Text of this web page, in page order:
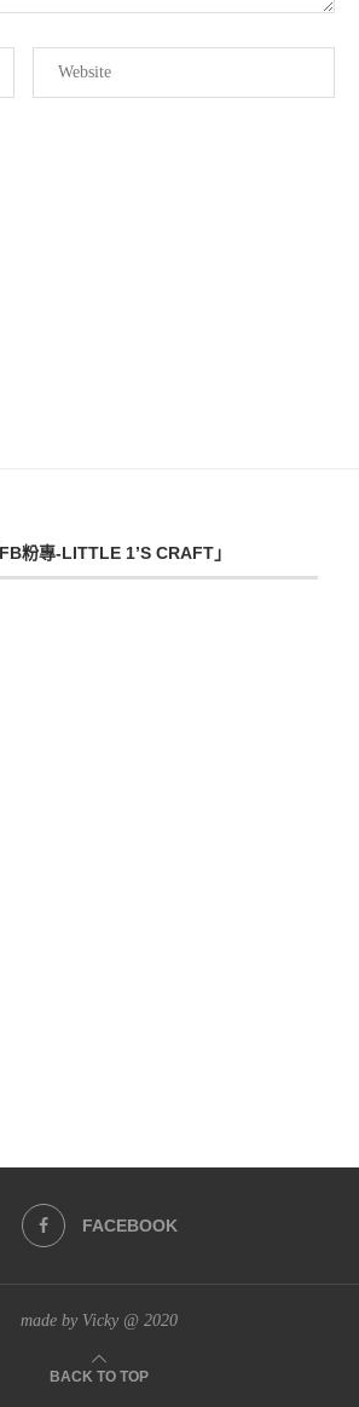
粉專-LITTLE 1’S CRAFT」
FACEBOOK
made by Vicky @ 2020
BACK TO TOP